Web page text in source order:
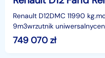
Renault D12DMC 11990
9m3wrzutnik
PLNidentyfikator: AKL642F7
749 070zł